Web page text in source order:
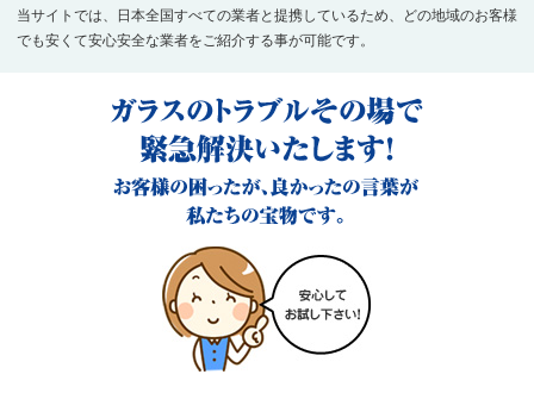
当サイトでは、日本全国すべての業者と提携しているため、どの地域のお客様
でも安くて安心安全な業者をご紹介する事が可能です。